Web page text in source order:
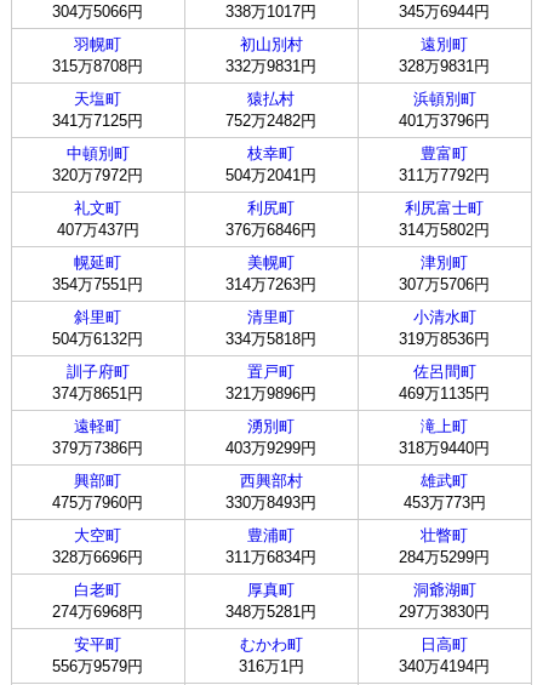
304万5066円
338万1017円
345万6944円
羽幌町
315万8708円
初山別村
332万9831円
遠別町
328万9831円
天塩町
341万7125円
猿払村
752万2482円
浜頓別町
401万3796円
中頓別町
320万7972円
枝幸町
504万2041円
豊富町
311万7792円
礼文町
407万437円
利尻町
376万6846円
利尻富士町
314万5802円
幌延町
354万7551円
美幌町
314万7263円
津別町
307万5706円
斜里町
504万6132円
清里町
334万5818円
小清水町
319万8536円
訓子府町
374万8651円
置戸町
321万9896円
佐呂間町
469万1135円
遠軽町
379万7386円
湧別町
403万9299円
滝上町
318万9440円
興部町
475万7960円
西興部村
330万8493円
雄武町
453万773円
大空町
328万6696円
豊浦町
311万6834円
壮瞥町
284万5299円
白老町
274万6968円
厚真町
348万5281円
洞爺湖町
297万3830円
安平町
556万9579円
むかわ町
316万1円
日高町
340万4194円